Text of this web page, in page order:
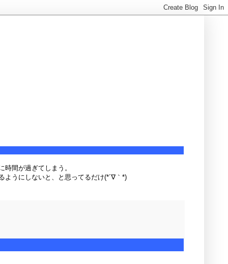
間が過ぎてしまう。
ようにしないと、と思ってるだけ(*´∇｀*)